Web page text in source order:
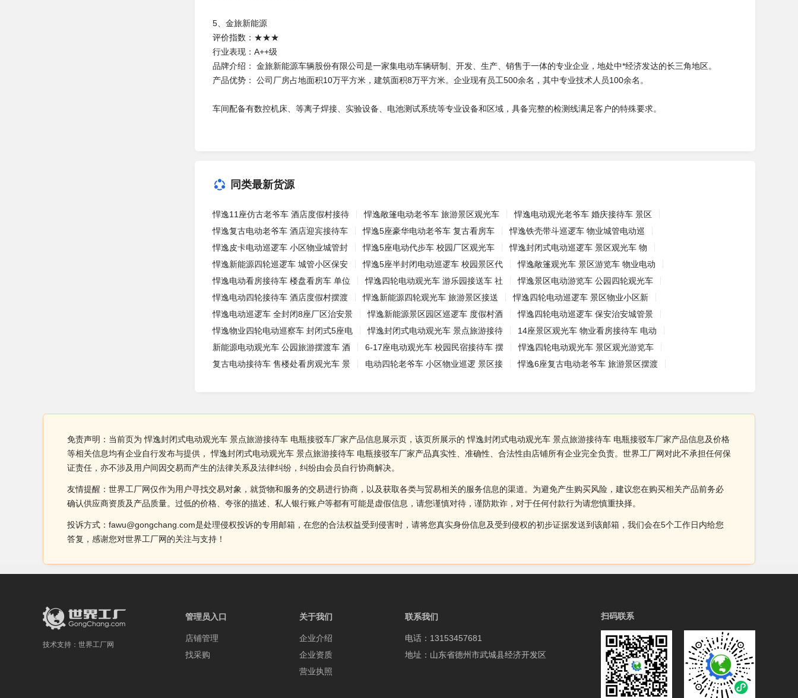
5、金旅新能源
评价指数：★★★
行业表现：A++级
品牌介绍： 金旅新能源车辆股份有限公司是一家集电动车辆研制、开发、生产、销售于一体的专业企业，地处中*经济发达的长三角地区。
产品优势： 公司厂房占地面积10万平方米，建筑面积8万平方米。企业现有员工500余名，其中专业技术人员100余名。
车间配备有数控机床、等离子焊接、实验设备、电池测试系统等专业设备和区域，具备完整的检测线满足客户的特殊要求。
同类最新货源
悍逸11座仿古老爷车 酒店度假村接待 悍逸敞篷电动老爷车 旅游景区观光车
悍逸电动观光老爷车 婚庆接待车 景区
悍逸复古电动老爷车 酒店迎宾接待车
悍逸5座豪华电动老爷车 复古看房车
悍逸铁壳带斗巡逻车 物业城管电动巡
悍逸皮卡电动巡逻车 小区物业城管封
悍逸5座电动代步车 校园厂区观光车
悍逸封闭式电动巡逻车 景区观光车 物
悍逸新能源四轮巡逻车 城管小区保安
悍逸5座半封闭电动巡逻车 校园景区代
悍逸敞篷观光车 景区游览车 物业电动
悍逸电动看房接待车 楼盘看房车 单位
悍逸四轮电动观光车 游乐园接送车 社
悍逸景区电动游览车 公园四轮观光车
悍逸电动四轮接待车 酒店度假村摆渡
悍逸新能源四轮观光车 旅游景区接送
悍逸四轮电动巡逻车 景区物业小区新
悍逸电动巡逻车 全封闭8座厂区治安景
悍逸新能源景区园区巡逻车 度假村酒
悍逸四轮电动巡逻车 保安治安城管景
悍逸物业四轮电动巡察车 封闭式5座电
悍逸封闭式电动观光车 景点旅游接待
14座景区观光车 物业看房接待车 电动
新能源电动观光车 公园旅游摆渡车 酒
6-17座电动观光车 校园民宿接待车 摆
悍逸四轮电动观光车 景区观光游览车
复古电动接待车 售楼处看房观光车 景
电动四轮老爷车 小区物业巡逻 景区接 悍逸6座复古电动老爷车 旅游景区摆渡
免责声明：当前页为 悍逸封闭式电动观光车 景点旅游接待车 电瓶接驳车厂家产品信息展示页，该页所展示的 悍逸封闭式电动观光车 景点旅游接待车 电瓶接驳车厂家产品信息及价格
等相关信息均有企业自行发布与提供， 悍逸封闭式电动观光车 景点旅游接待车 电瓶接驳车厂家产品真实性、准确性、合法性由店铺所有企业完全负责。世界工厂网对此不承担任何保
证责任，亦不涉及用户间因交易而产生的法律关系及法律纠纷，纠纷由会员自行协商解决。
友情提醒：世界工厂网仅作为用户寻找交易对象，就货物和服务的交易进行协商，以及获取各类与贸易相关的服务信息的渠道。为避免产生购买风险，建议您在购买相关产品前务必
确认供应商资质及产品质量。过低的价格、夸张的描述、私人银行账户等都有可能是虚假信息，请您谨慎对待，谨防欺诈，对于任何付款行为请您慎重抉择。
投诉方式：fawu@gongchang.com是处理侵权投诉的专用邮箱，在您的合法权益受到侵害时，请将您真实身份信息及受到侵权的初步证据发送到该邮箱，我们会在5个工作日内给您
答复，感谢您对世界工厂网的关注与支持！
技术支持： 世界工厂网
管理员入口
店铺管理
找采购
关于我们
企业介绍
企业资质
营业执照
联系我们
电话：13153457681
地址：山东省德州市武城县经济开发区
扫码联系